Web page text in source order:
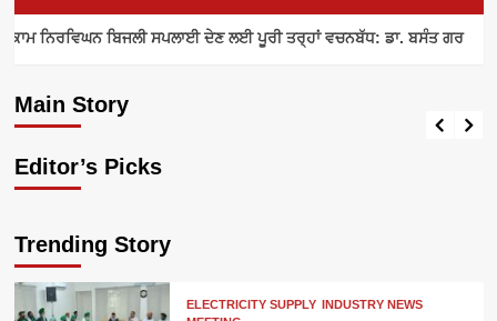
ਨਿਰਵਿਘਨ ਬਿਜਲੀ ਸਪਲਾਈ ਦੇਣ ਲਈ ਪੂਰੀ ਤਰ੍ਹਾਂ ਵਚਨਬੱਧ: ਡਾ. ਬਸੰਤ ਗਰ
Main Story
ELECTRICITY SUPPLY INDUSTRY NEWS MEETING
admin August 8, 2026
Editor’s Picks
Trending Story
ELECTRICITY SUPPLY INDUSTRY NEWS